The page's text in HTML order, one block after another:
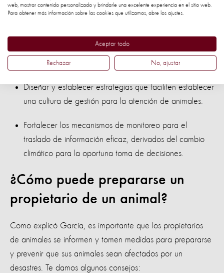
acciones en favor de los animales en situaciones de
Fortalecer la preparación intersectorial en materia de
atención de animales en emergencias.
Diseñar y establecer estrategias que faciliten establecer
una cultura de gestión para la atención de animales.
Fortalecer los mecanismos de monitoreo para el
traslado de información eficaz, derivados del cambio
climático para la oportuna toma de decisiones.
¿Cómo puede prepararse un
propietario de un animal?
Como explicó García, es importante que los propietarios
de animales se informen y tomen medidas para prepararse
y prevenir que sus animales sean afectados por un
desastres. Te damos algunos consejos:
web, mostrar contenido personalizado y brindarle una excelente experiencia en el sitio web.
Para obtener más información sobre las cookies que utilizamos, abre los ajustes.
Aceptar todo
Rechazar No, ajustar